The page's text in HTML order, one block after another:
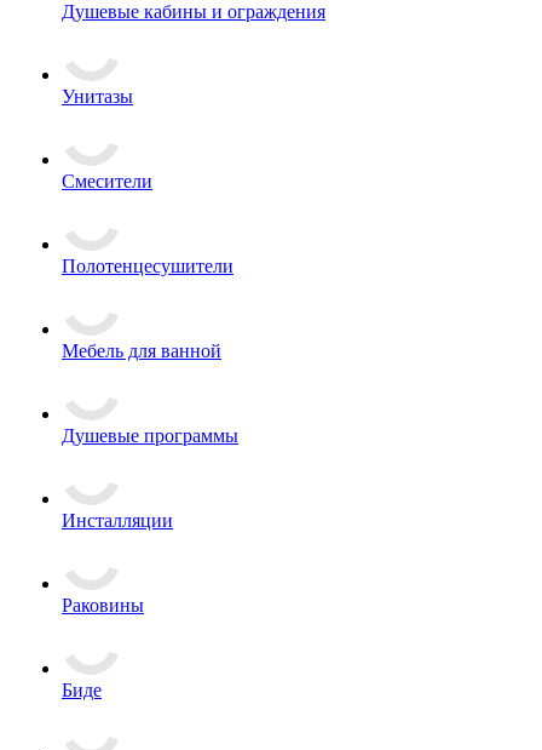
Душевые кабины и ограждения
Унитазы
Смесители
Полотенцесушители
Мебель для ванной
Душевые программы
Инсталляции
Раковины
Биде